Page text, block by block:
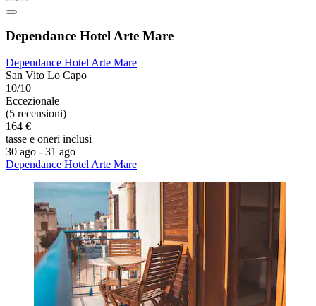
Dependance Hotel Arte Mare
Dependance Hotel Arte Mare
San Vito Lo Capo
10/10
Eccezionale
(5 recensioni)
164 €
tasse e oneri inclusi
30 ago - 31 ago
Dependance Hotel Arte Mare